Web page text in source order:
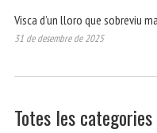
Visca d’un lloro que sobreviu
31 de desembre de 2025
Totes les categories